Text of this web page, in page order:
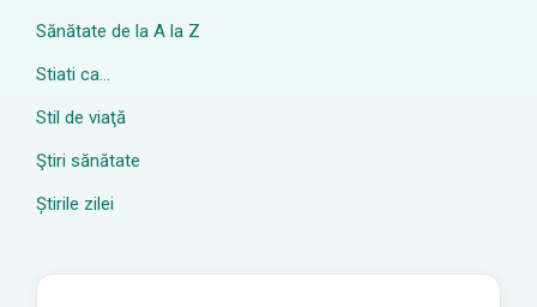
Sănătate de la A la Z
Stiati ca…
Stil de viaţă
Ştiri sănătate
Știrile zilei